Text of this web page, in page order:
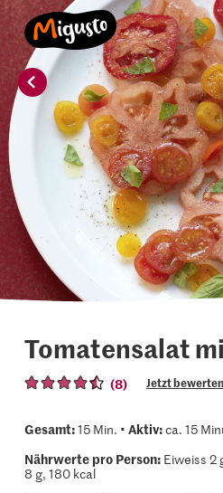
Tomatensalat
(8) Jetzt bewerten
Gesamt:15 Min. • Aktiv:ca. 15
Nährwerte pro Person:Eiweiss 2
8 g, 180 kcal